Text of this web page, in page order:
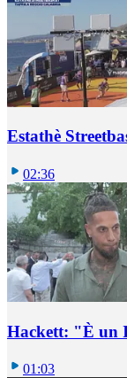
Estathè
02:36
Hackett: "È un
01:03